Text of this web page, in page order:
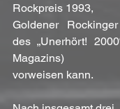
Rockpreis 1993,
Goldener
des „Unerhört!
Magazins)
vorweisen kann.